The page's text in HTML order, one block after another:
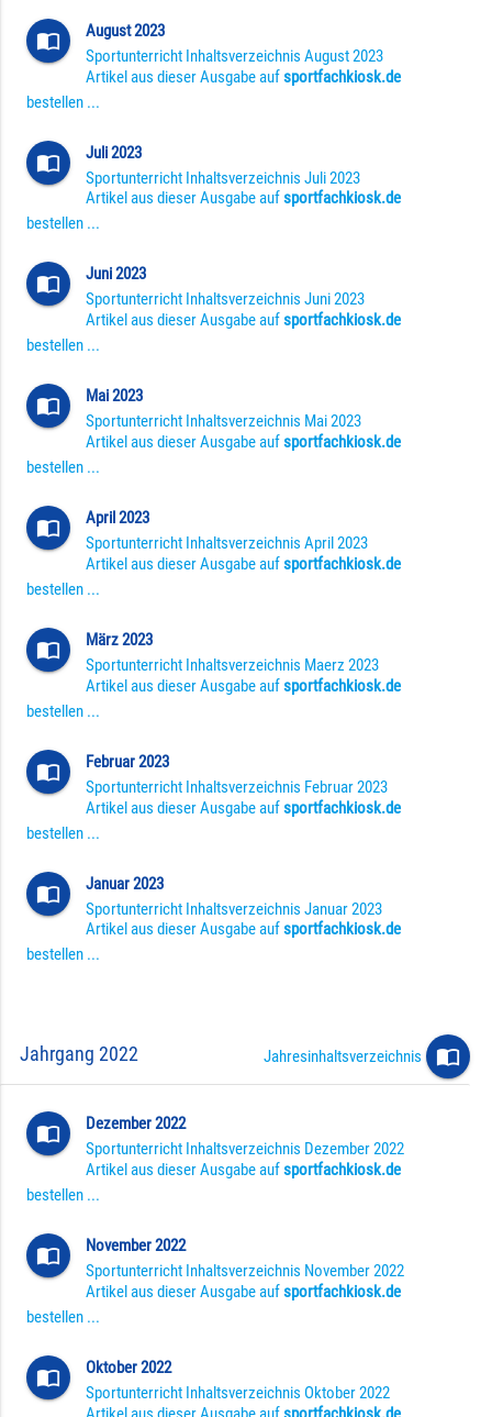
import_contacts
August 2023
Sportunterricht Inhaltsverzeichnis August 2023
Artikel aus dieser Ausgabe aufsportfachkiosk.de
bestellen ...
import_contacts
Juli 2023
Sportunterricht Inhaltsverzeichnis Juli 2023
Artikel aus dieser Ausgabe aufsportfachkiosk.de
bestellen ...
import_contacts
Juni 2023
Sportunterricht Inhaltsverzeichnis Juni 2023
Artikel aus dieser Ausgabe aufsportfachkiosk.de
bestellen ...
import_contacts
Mai 2023
Sportunterricht Inhaltsverzeichnis Mai 2023
Artikel aus dieser Ausgabe aufsportfachkiosk.de
bestellen ...
import_contacts
April 2023
Sportunterricht Inhaltsverzeichnis April 2023
Artikel aus dieser Ausgabe aufsportfachkiosk.de
bestellen ...
import_contacts
März 2023
Sportunterricht Inhaltsverzeichnis Maerz 2023
Artikel aus dieser Ausgabe aufsportfachkiosk.de
bestellen ...
import_contacts
Februar 2023
Sportunterricht Inhaltsverzeichnis Februar 2023
Artikel aus dieser Ausgabe aufsportfachkiosk.de
bestellen ...
import_contacts
Januar 2023
Sportunterricht Inhaltsverzeichnis Januar 2023
Artikel aus dieser Ausgabe aufsportfachkiosk.de
bestellen ...
Jahrgang 2022 Jahresinhaltsverzeichnis import_contacts
import_contacts
Dezember 2022
Sportunterricht Inhaltsverzeichnis Dezember 2022
Artikel aus dieser Ausgabe aufsportfachkiosk.de
bestellen ...
import_contacts
November 2022
Sportunterricht Inhaltsverzeichnis November 2022
Artikel aus dieser Ausgabe aufsportfachkiosk.de
bestellen ...
import_contacts
Oktober 2022
Sportunterricht Inhaltsverzeichnis Oktober 2022